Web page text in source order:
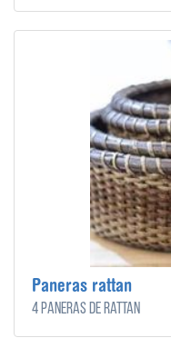
Paneras rattan
4 paneras de rattan